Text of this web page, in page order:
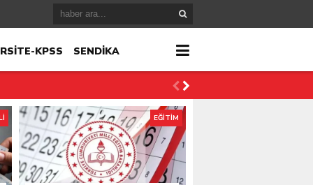
KPSS SENDİKA
EĞİTİM